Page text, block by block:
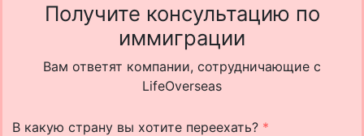
Получите консультацию по
иммиграции
Вам ответят компании, сотрудничающие с
LifeOverseas
В какую страну вы хотите переехать? *